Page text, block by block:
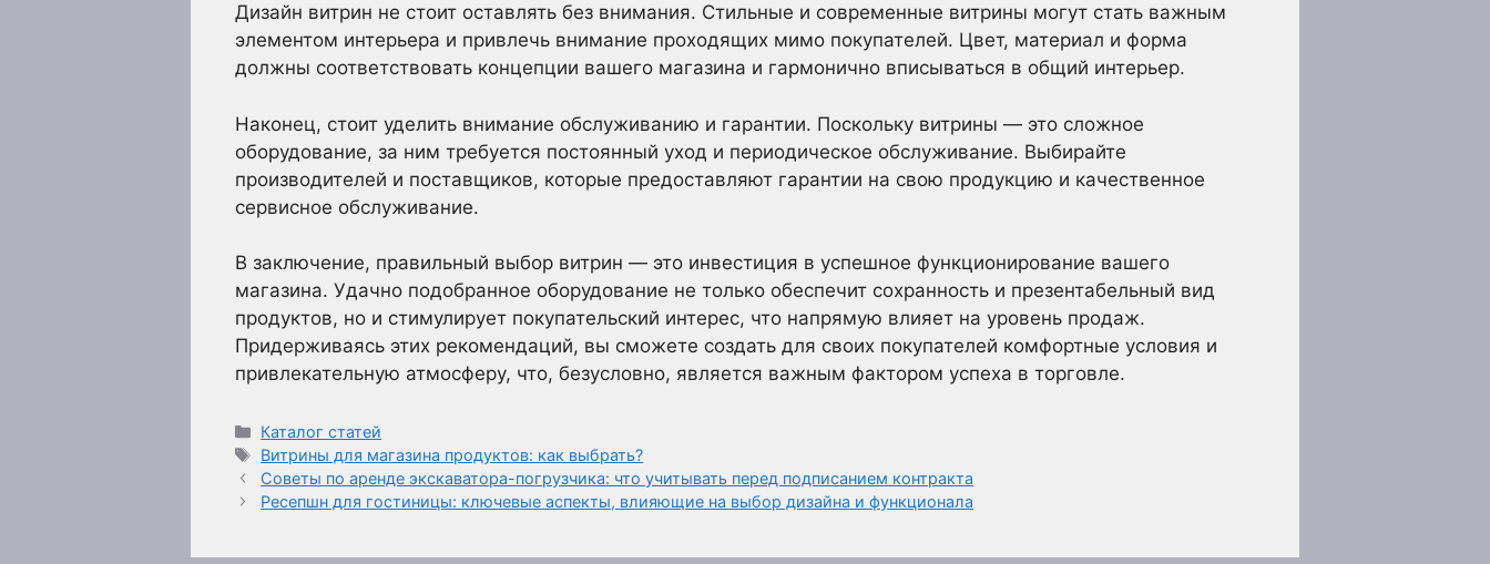
Дизайн витрин не стоит оставлять без внимания. Стильные и современные витрины могут стать важным
элементом интерьера и привлечь внимание проходящих мимо покупателей. Цвет, материал и форма
должны соответствовать концепции вашего магазина и гармонично вписываться в общий интерьер.
Наконец, стоит уделить внимание обслуживанию и гарантии. Поскольку витрины — это сложное
оборудование, за ним требуется постоянный уход и периодическое обслуживание. Выбирайте
производителей и поставщиков, которые предоставляют гарантии на свою продукцию и качественное
сервисное обслуживание.
В заключение, правильный выбор витрин — это инвестиция в успешное функционирование вашего
магазина. Удачно подобранное оборудование не только обеспечит сохранность и презентабельный вид
продуктов, но и стимулирует покупательский интерес, что напрямую влияет на уровень продаж.
Придерживаясь этих рекомендаций, вы сможете создать для своих покупателей комфортные условия и
привлекательную атмосферу, что, безусловно, является важным фактором успеха в торговле.
Рубрики
Каталог статей
Метки
Витрины для магазина продуктов: как выбрать?
Советы по аренде экскаватора-погрузчика: что учитывать перед подписанием контракта
Ресепшн для гостиницы: ключевые аспекты, влияющие на выбор дизайна и функционала